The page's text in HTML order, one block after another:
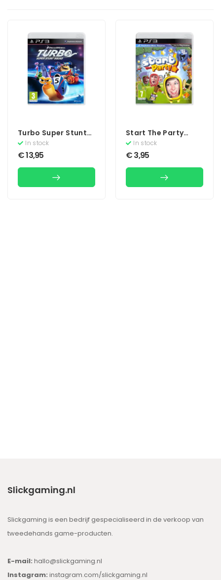
Turbo Super Stunt
Squad
In stock
€13,95
Start The Party
(Move)
In stock
€3,95
Slickgaming.nl
Slickgaming is een bedrijf gespecialiseerd in de verkoop van
tweedehands game-producten.
E-mail: hallo@slickgaming.nl
Instagram: instagram.com/slickgaming.nl